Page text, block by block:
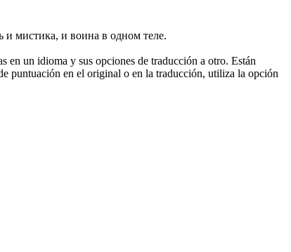
и мистика, и воина в одном теле.
en un idioma y sus opciones de traducción a otro. Están
puntuación en el original o en la traducción, utiliza la opción